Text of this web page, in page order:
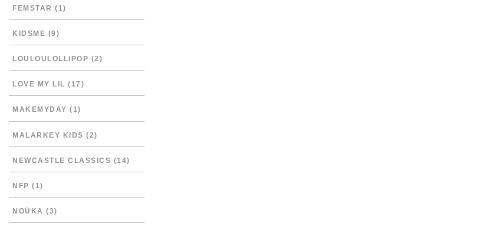
FEMSTAR (1)
KIDSME (9)
LOULOULOLLIPOP (2)
LOVE MY LIL (17)
MAKEMYDAY (1)
MALARKEY KIDS (2)
NEWCASTLE CLASSICS (14)
NFP (1)
NOÜKA (3)